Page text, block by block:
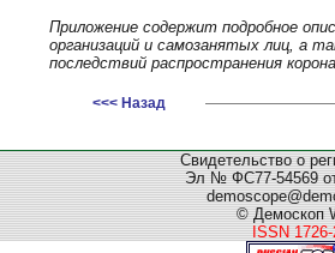
Приложение содержит подробное
организаций и самозанятых лиц, а
последствий распространения
<<< Назад
Свидетельство о
Эл № ФС77-54569 от
© Демоскоп
ISSN 1726-